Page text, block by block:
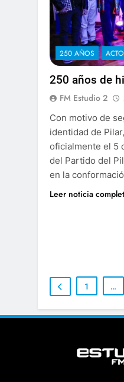
250 AÑOS ACTO
250 años de
FM Estudio 2
Con motivo de
identidad de
oficialmente el 5
del Partido del
en la
Leer noticia
1 …